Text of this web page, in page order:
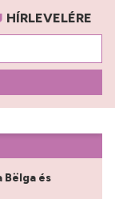
HÍRLEVELÉRE
és